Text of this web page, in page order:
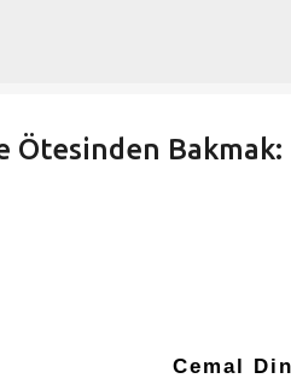
Ötesinden Bakmak:
Cemal